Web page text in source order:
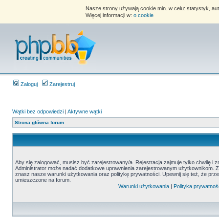
Nasze strony używają cookie min. w celu: statystyk,
Więcej informacji w: o cookie
Zaloguj Zarejestruj
Wątki bez odpowiedzi | Aktywne wątki
Strona główna forum
Aby się zalogować, musisz być zarejestrowany/a. Rejestracja zajmuje tylko chwilę i
Administrator może nadać dodatkowe uprawnienia zarejestrowanym użytkownikom.
znasz nasze warunki użytkowania oraz politykę prywatności. Upewnij się też, że
umieszczone na forum.
Warunki użytkowania | Polityka